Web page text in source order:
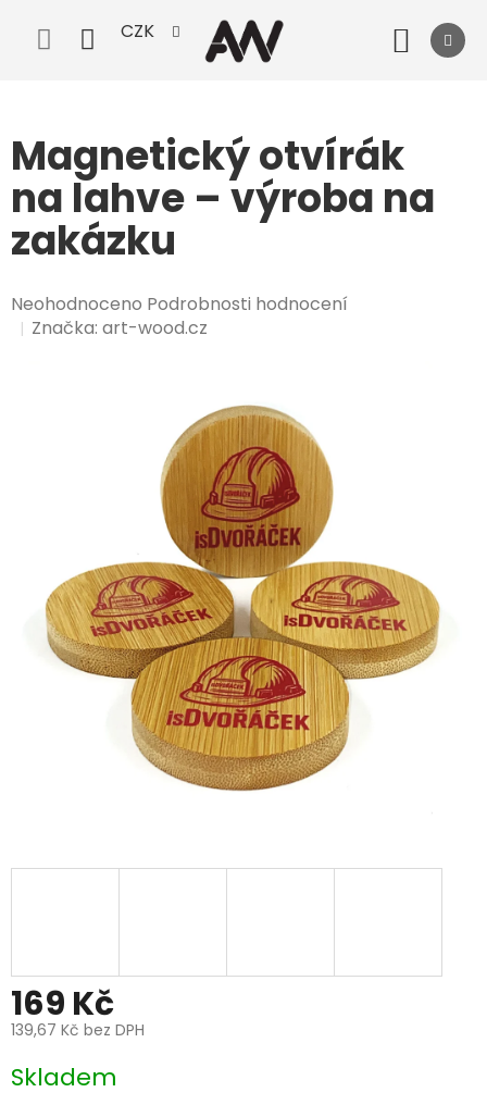
obsah
CZK
Magnetický otvírák
na lahve – výroba na
zakázku
Průměrné
hodnocení
Neohodnoceno Podrobnosti hodnocení
Značka:art-wood.cz
169 Kč
139,67 Kč bez DPH
Měrná
cena:
Skladem